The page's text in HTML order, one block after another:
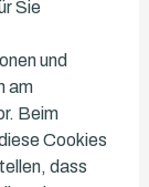
Sie
und
am
Beim
Cookies
dass